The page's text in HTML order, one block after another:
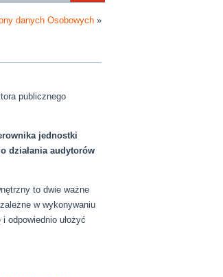
danych Osobowych »
publicznego
jednostki
działania audytorów
to dwie ważne
w wykonywaniu
odpowiednio ułożyć